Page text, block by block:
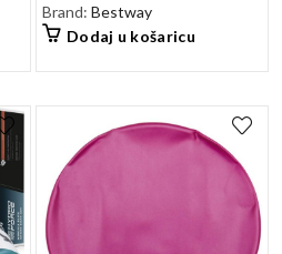
Brand:Bestway
Dodaj u košaricu